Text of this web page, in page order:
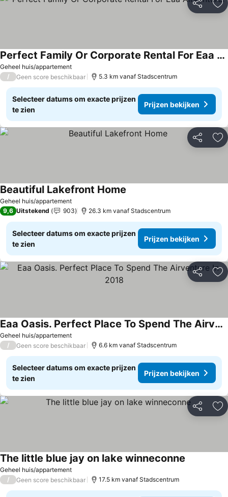
Delen
Geheel huis/appartement
Perfect Family Or Corporate Rental For Eaa Airventure!
/ Geen score beschikbaar 5.3 km vanaf Stadscentrum
Selecteer datums om exacte prijzen
te zien
Prijzen bekijken
Delen
Geheel huis/appartement
Beautiful Lakefront Home
9,6 Uitstekend 903 26.3 km vanaf Stadscentrum
Selecteer datums om exacte prijzen
te zien
Prijzen bekijken
Delen
Geheel huis/appartement
Eaa Oasis. Perfect Place To Spend The Airventure In 2018
/ Geen score beschikbaar 6.6 km vanaf Stadscentrum
Selecteer datums om exacte prijzen
te zien
Prijzen bekijken
Delen
Geheel huis/appartement
The little blue jay on lake winneconne
/ Geen score beschikbaar 17.5 km vanaf Stadscentrum